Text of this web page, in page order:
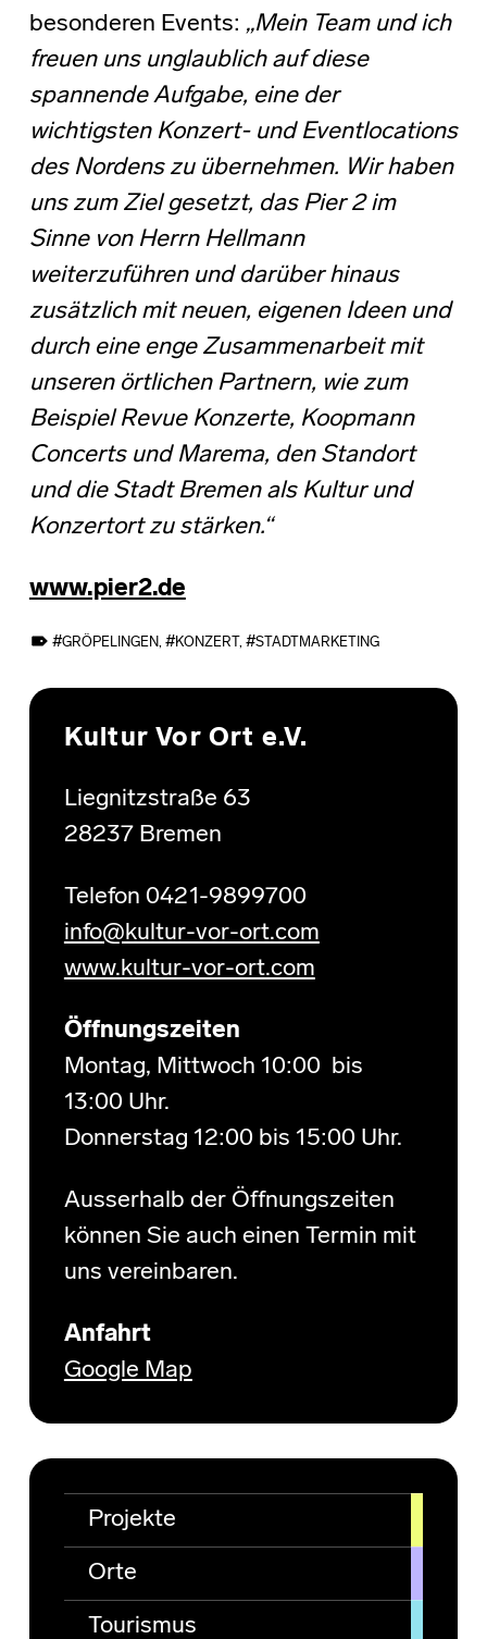
besonderen Events: „Mein Team und ich
freuen uns unglaublich auf diese
spannende Aufgabe, eine der
wichtigsten Konzert- und Eventlocations
des Nordens zu übernehmen. Wir haben
uns zum Ziel gesetzt, das Pier 2 im
Sinne von Herrn Hellmann
weiterzuführen und darüber hinaus
zusätzlich mit neuen, eigenen Ideen und
durch eine enge Zusammenarbeit mit
unseren örtlichen Partnern, wie zum
Beispiel Revue Konzerte, Koopmann
Concerts und Marema, den Standort
und die Stadt Bremen als Kultur und
Konzertort zu stärken.“
www.pier2.de
GRÖPELINGEN, KONZERT , STADTMARKETING
Skip back to main navigation
Kultur Vor Ort e.V.
Liegnitzstraße 63
28237 Bremen
Telefon 0421-9899700
info@kultur-vor-ort.com
www.kultur-vor-ort.com
Öffnungszeiten
Montag, Mittwoch 10:00 bis
13:00 Uhr.
Donnerstag 12:00 bis 15:00 Uhr.
Ausserhalb der Öffnungszeiten
können Sie auch einen Termin mit
uns vereinbaren.
Anfahrt
Google Map
Projekte
Orte
Tourismus